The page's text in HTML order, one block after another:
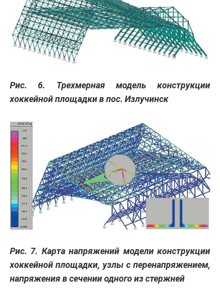
Рис. 6. Трехмерная модель конструкции
хоккейной площадки в пос. Излучинск
Рис. 7. Карта напряжений модели конструкции
хоккейной площадки, узлы с перенапряжением,
напряжения в сечении одного из стержней